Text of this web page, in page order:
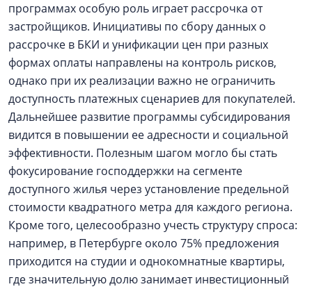
программах особую роль играет рассрочка от
застройщиков. Инициативы по сбору данных о
рассрочке в БКИ и унификации цен при разных
формах оплаты направлены на контроль рисков,
однако при их реализации важно не ограничить
доступность платежных сценариев для покупателей.
Дальнейшее развитие программы субсидирования
видится в повышении ее адресности и социальной
эффективности. Полезным шагом могло бы стать
фокусирование господдержки на сегменте
доступного жилья через установление предельной
стоимости квадратного метра для каждого региона.
Кроме того, целесообразно учесть структуру спроса:
например, в Петербурге около 75% предложения
приходится на студии и однокомнатные квартиры,
где значительную долю занимает инвестиционный